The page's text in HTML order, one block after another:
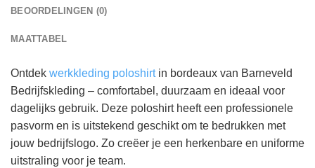
BEOORDELINGEN (0)
MAATTABEL
Ontdek werkkleding poloshirtin bordeaux van Barneveld
Bedrijfskleding – comfortabel, duurzaam en ideaal voor
dagelijks gebruik. Deze poloshirt heeft een professionele
pasvorm en is uitstekend geschikt om te bedrukken met
jouw bedrijfslogo. Zo creëer je een herkenbare en uniforme
uitstraling voor je team.